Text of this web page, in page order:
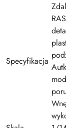
Specyfikacja